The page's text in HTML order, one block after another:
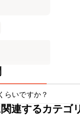
らいですか？
で当日中が目安です
連するカテゴ